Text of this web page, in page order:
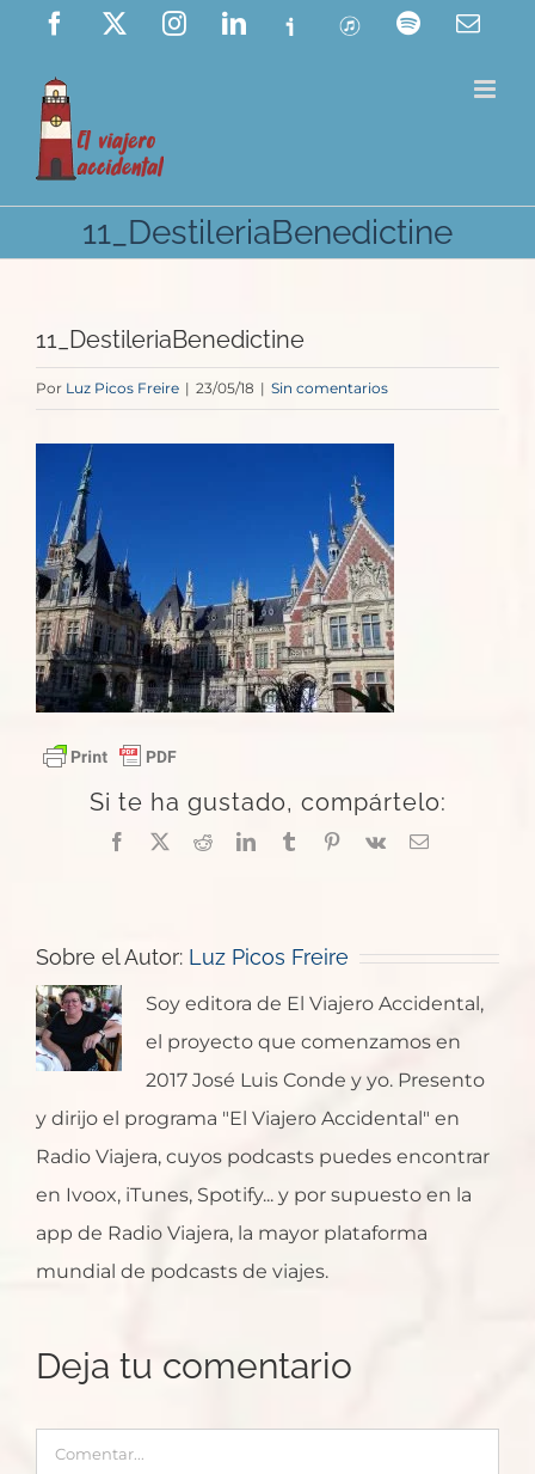
Saltar
contenido
Facebook InstagramLinkedIn
Ivoox ITunes Spotify
11_DestileriaBenedictine
11_DestileriaBenedictine
Por Luz Picos Freire | 23/05/18 | Sin comentarios
Si te ha gustado, compártelo:
Facebook
X RedditLinkedInTumblrPinterest
Vk
Correo
Sobre el Autor: Luz Picos Freire
Soy editora de El Viajero Accidental,
el proyecto que comenzamos en
2017 José Luis Conde y yo. Presento
y dirijo el programa "El Viajero Accidental" en
Radio Viajera, cuyos podcasts puedes encontrar
en Ivoox, iTunes, Spotify... y por supuesto en la
app de Radio Viajera, la mayor plataforma
mundial de podcasts de viajes.
Deja tu comentario
Comentar